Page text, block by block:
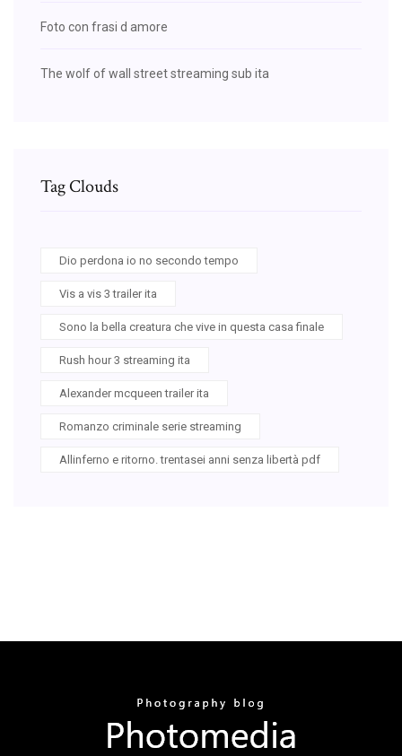
Foto con frasi d amore
The wolf of wall street streaming sub ita
Tag Clouds
Dio perdona io no secondo tempo
Vis a vis 3 trailer ita
Sono la bella creatura che vive in questa casa finale
Rush hour 3 streaming ita
Alexander mcqueen trailer ita
Romanzo criminale serie streaming
Allinferno e ritorno. trentasei anni senza libertà pdf